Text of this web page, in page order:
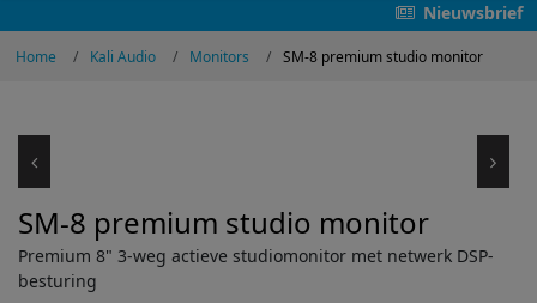
Nieuwsbrief
Home Kali Audio Monitors SM-8 premium studio monitor
SM-8 premium studio monitor
Premium 8" 3-weg actieve studiomonitor met netwerk DSP-
besturing